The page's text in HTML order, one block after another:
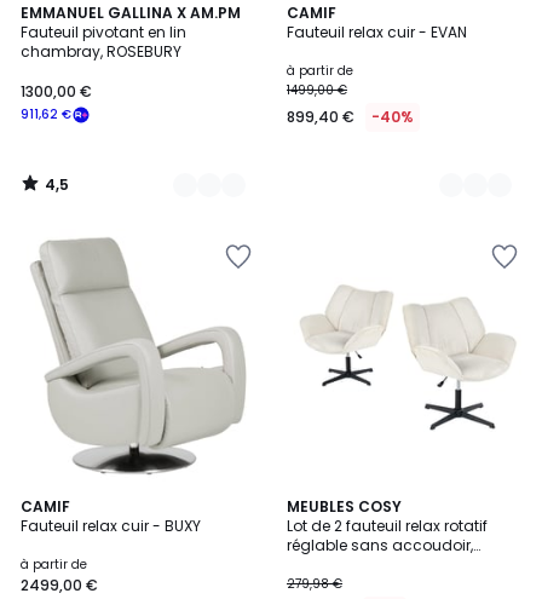
EMMANUEL GALLINA X AM.PM
Fauteuil pivotant en lin
chambray, ROSEBURY
911,62 €
1300,00 €
4,5
/ 5
2
Couleurs
4,5
/
CAMIF
Fauteuil relax cuir - EVAN
à partir de
1499,00 €
899,40 € -40%
2
Couleurs
CAMIF
Fauteuil relax cuir - BUXY
à partir de
2499,00 €
8
Couleurs
MEUBLES COSY
Lot de 2 fauteuil relax rotatif
réglable sans accoudoir,
279,98 €
3
Couleurs